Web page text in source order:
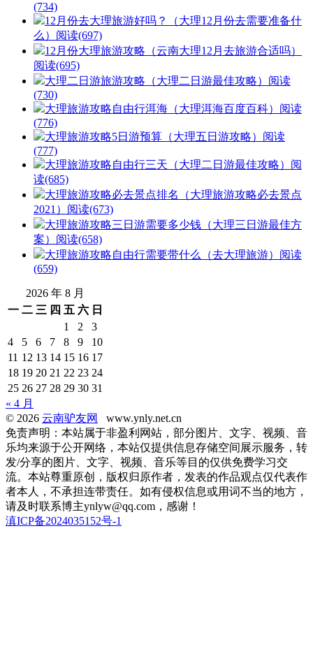
(734)
12月份去大理旅游好吗？（大理12月份去需要准备什
么） 阅读(697)
12月份大理旅游攻略（云南大理12月去旅游合适吗）
阅读(695)
大理二日游旅游攻略（大理二日游最佳攻略） 阅读
(730)
大理旅游攻略自由行洱海（大理洱海百度百科） 阅读
(776)
大理旅游攻略5日游预算（大理五日游攻略） 阅读
(777)
大理旅游攻略自由行三天（大理二日游最佳攻略） 阅
读(685)
大理旅游攻略必去景点排名（大理旅游攻略必去景点
2021） 阅读(673)
大理旅游攻略三日游需要多少钱（大理三日游最佳方
案） 阅读(658)
大理旅游攻略自由行需要带什么（去大理旅游） 阅读
(659)
2026 年 8 月
一 二 三 四 五 六 日
1
2
3
4
5 6 7 8 9
10
11 12 13 14 15 16 17
18 19 20 21 22 23 24
25 26 27 28 29 30 31
« 4 月
© 2026 云南驴友网
www.ynly.net.cn
免责声明：本站属于非盈利网站，部分图片、文字、视频、音
乐均来源于公开网络，本站仅提供信息存储空间展示服务，转
发/分享的图片、文字、视频、音乐等目的仅供免费学习交
流。本站尊重原创，版权归原作者，发表的作品观点仅代表作
者本人，不承担连带责任。如有侵权信息或用词不当的地方，
请及时联系博主ynlyw@qq.com，感谢！
滇ICP备2024035152号-1